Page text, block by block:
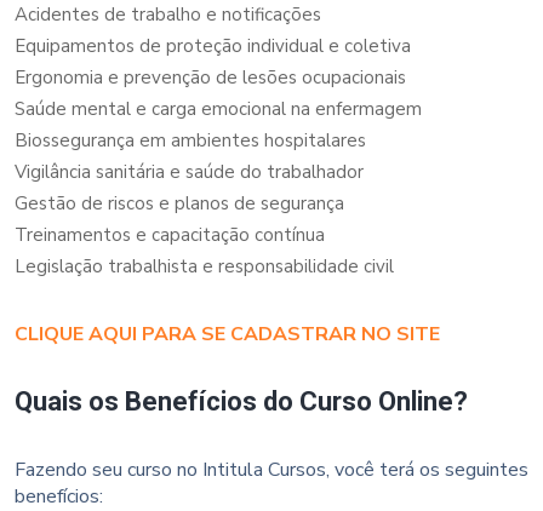
Acidentes de trabalho e notificações
Equipamentos de proteção individual e coletiva
Ergonomia e prevenção de lesões ocupacionais
Saúde mental e carga emocional na enfermagem
Biossegurança em ambientes hospitalares
Vigilância sanitária e saúde do trabalhador
Gestão de riscos e planos de segurança
Treinamentos e capacitação contínua
Legislação trabalhista e responsabilidade civil
CLIQUE AQUI PARA SE CADASTRAR NO SITE
Quais os Benefícios do Curso Online?
Fazendo seu curso no Intitula Cursos, você terá os seguintes
benefícios: